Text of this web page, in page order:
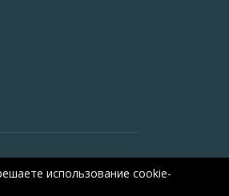
использование cookie-